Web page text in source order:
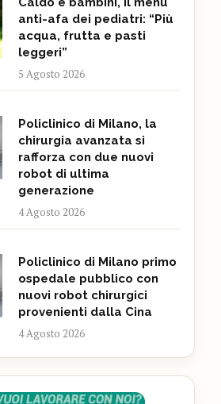
anti-afa dei pediatri: “Più
acqua, frutta e pasti
leggeri”
5 Agosto 2026
Policlinico di Milano, la
chirurgia avanzata si
rafforza con due nuovi
robot di ultima
generazione
4 Agosto 2026
Policlinico di Milano primo
ospedale pubblico con
nuovi robot chirurgici
provenienti dalla Cina
4 Agosto 2026